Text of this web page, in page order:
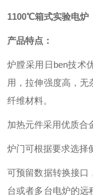
1100℃箱式实验电炉
产品特点：
炉膛采用日ben技术
用，拉伸强度高，
纤维材料。
加热元件采用优质合
炉门可根据要求选择
可预留数据转换接口
台或者多台电炉的远